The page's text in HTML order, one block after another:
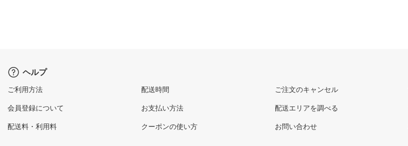
ヘルプ
ご利用方法
会員登録について
配送料・利用料
配送時間
お支払い方法
クーポンの使い方
ご注文のキャンセル
配送エリアを調べる
お問い合わせ